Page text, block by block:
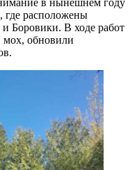
где расположены
Боровики. В ходе работ
мох, обновили